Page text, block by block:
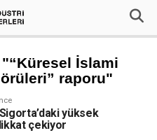
İslami
raporu"
yüksek
çekiyor